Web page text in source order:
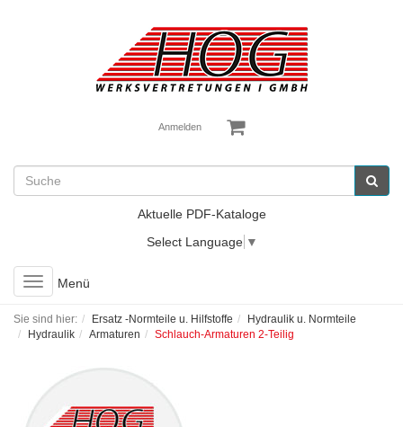
Anmelden
Aktuelle PDF-Kataloge
Select Language ▼
Toggle
navigation
Menü
Sie sind hier: Ersatz -Normteile u. Hilfstoffe
Hydraulik u. Normteile
Hydraulik
Armaturen Schlauch-Armaturen 2-Teilig